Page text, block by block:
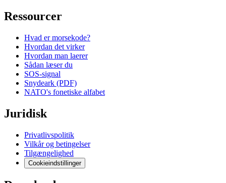
Ressourcer
Hvad er morsekode?
Hvordan det virker
Hvordan man laerer
Sådan læser du
SOS-signal
Snydeark (PDF)
NATO's fonetiske alfabet
Juridisk
Privatlivspolitik
Vilkår og betingelser
Tilgængelighed
Cookieindstillinger